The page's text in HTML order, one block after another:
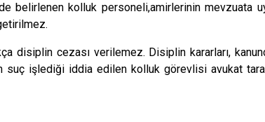
belirlenen kolluk personeli,amirlerinin mevzuata
disiplin cezası verilemez. Disiplin kararları,
suç işlediği iddia edilen kolluk görevlisi avukat